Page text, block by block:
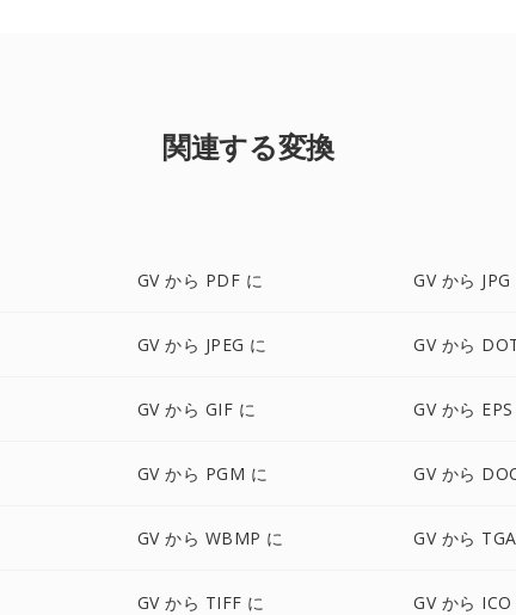
関連する変換
GV から PDF に GV から JPG
GV から JPEG に GV から
GV から GIF に GV から
GV から PGM に GV から
GV から WBMP に GV から
GV から TIFF に GV から ICO